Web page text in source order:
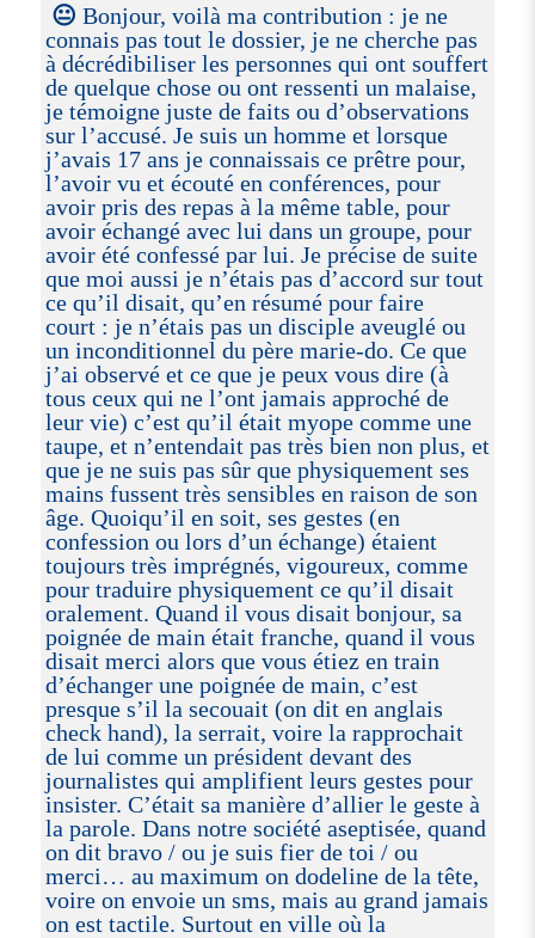
😐 Bonjour, voilà ma contribution : je ne
connais pas tout le dossier, je ne cherche pas
à décrédibiliser les personnes qui ont souffert
de quelque chose ou ont ressenti un malaise,
je témoigne juste de faits ou d’observations
sur l’accusé. Je suis un homme et lorsque
j’avais 17 ans je connaissais ce prêtre pour,
l’avoir vu et écouté en conférences, pour
avoir pris des repas à la même table, pour
avoir échangé avec lui dans un groupe, pour
avoir été confessé par lui. Je précise de suite
que moi aussi je n’étais pas d’accord sur tout
ce qu’il disait, qu’en résumé pour faire
court : je n’étais pas un disciple aveuglé ou
un inconditionnel du père marie-do. Ce que
j’ai observé et ce que je peux vous dire (à
tous ceux qui ne l’ont jamais approché de
leur vie) c’est qu’il était myope comme une
taupe, et n’entendait pas très bien non plus, et
que je ne suis pas sûr que physiquement ses
mains fussent très sensibles en raison de son
âge. Quoiqu’il en soit, ses gestes (en
confession ou lors d’un échange) étaient
toujours très imprégnés, vigoureux, comme
pour traduire physiquement ce qu’il disait
oralement. Quand il vous disait bonjour, sa
poignée de main était franche, quand il vous
disait merci alors que vous étiez en train
d’échanger une poignée de main, c’est
presque s’il la secouait (on dit en anglais
check hand), la serrait, voire la rapprochait
de lui comme un président devant des
journalistes qui amplifient leurs gestes pour
insister. C’était sa manière d’allier le geste à
la parole. Dans notre société aseptisée, quand
on dit bravo / ou je suis fier de toi / ou
merci… au maximum on dodeline de la tête,
voire on envoie un sms, mais au grand jamais
on est tactile. Surtout en ville où la